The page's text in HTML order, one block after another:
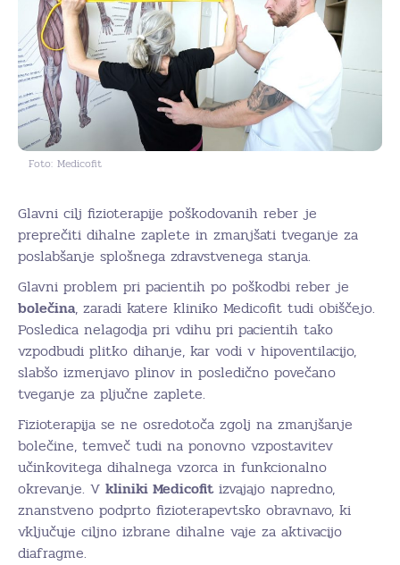
Foto: Medicofit
Glavni cilj fizioterapije poškodovanih reber je
preprečiti dihalne zaplete in zmanjšati tveganje za
poslabšanje splošnega zdravstvenega stanja.
Glavni problem pri pacientih po poškodbi reber je
bolečina, zaradi katere kliniko Medicofit tudi obiščejo.
Posledica nelagodja pri vdihu pri pacientih tako
vzpodbudi plitko dihanje, kar vodi v hipoventilacijo,
slabšo izmenjavo plinov in posledično povečano
tveganje za pljučne zaplete.
Fizioterapija se ne osredotoča zgolj na zmanjšanje
bolečine, temveč tudi na ponovno vzpostavitev
učinkovitega dihalnega vzorca in funkcionalno
okrevanje. V kliniki Medicofitizvajajo napredno,
znanstveno podprto fizioterapevtsko obravnavo, ki
vključuje ciljno izbrane dihalne vaje za aktivacijo
diafragme.